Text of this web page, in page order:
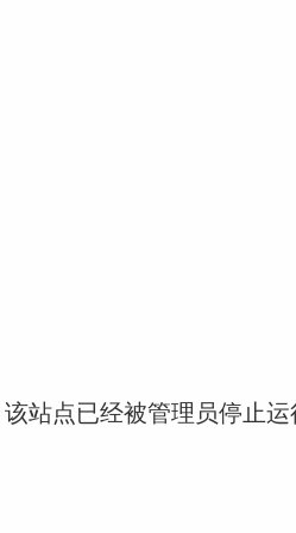
站点已经被管理员停止